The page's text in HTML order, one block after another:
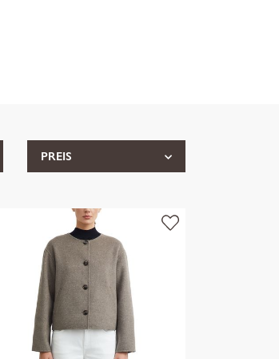
PREIS